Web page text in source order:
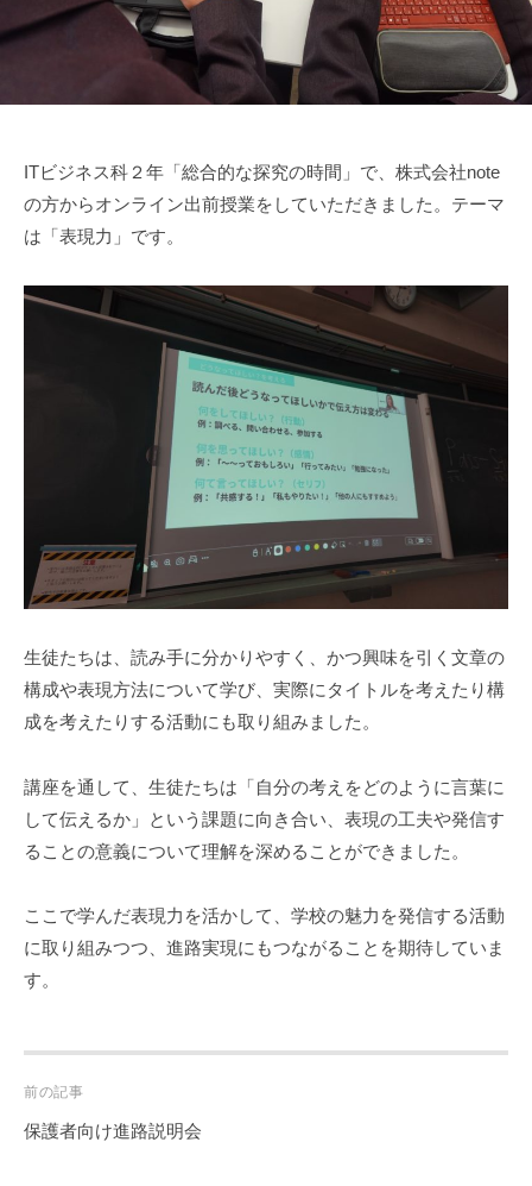
ITビジネス科２年「総合的な探究の時間」で、株式会社note
の方からオンライン出前授業をしていただきました。テーマ
は「表現力」です。
生徒たちは、読み手に分かりやすく、かつ興味を引く文章の
構成や表現方法について学び、実際にタイトルを考えたり構
成を考えたりする活動にも取り組みました。
講座を通して、生徒たちは「自分の考えをどのように言葉に
して伝えるか」という課題に向き合い、表現の工夫や発信す
ることの意義について理解を深めることができました。
ここで学んだ表現力を活かして、学校の魅力を発信する活動
に取り組みつつ、進路実現にもつながることを期待していま
す。
Post
navigation
前の記事
保護者向け進路説明会